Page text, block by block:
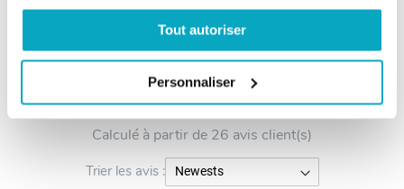
Tout autoriser
Personnaliser
Afficher l'attestation de confiance
4.5/5
Calculé à partir de 26 avis client(s)
Trier les avis :